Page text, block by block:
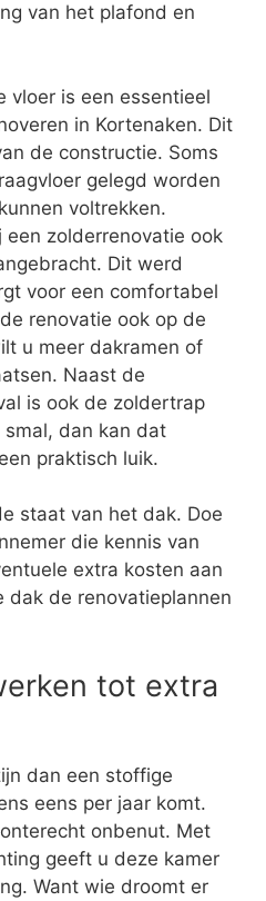
van het plafond en
vloer is een essentieel
in Kortenaken. Dit
de constructie. Soms
gelegd worden
voltrekken.
zolderrenovatie ook
Dit werd
voor een comfortabel
renovatie ook op de
u meer dakramen of
Naast de
is ook de zoldertrap
dan kan dat
praktisch luik.
staat van het dak. Doe
die kennis van
extra kosten aan
dak de renovatieplannen
tot extra
dan een stoffige
eens per jaar komt.
onbenut. Met
geeft u deze kamer
Want wie droomt er